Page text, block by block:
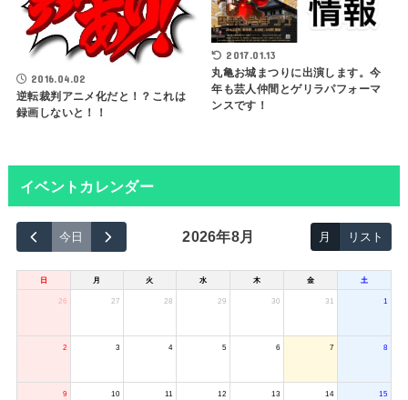
2016.04.02
逆転裁判アニメ化だと！？これは
録画しないと！！
2017.01.13
丸亀お城まつりに出演します。今
年も芸人仲間とゲリラパフォーマ
ンスです！
イベントカレンダー
今日 2026年8月 月 リスト
日 月 火 水 木 金 土
26 27 28 29 30 31 1
2 3 4 5 6 7 8
9 10 11 12 13 14 15